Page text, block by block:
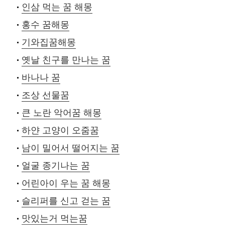
인삼 먹는 꿈 해몽
홍수 꿈해몽
기와집꿈해몽
옛날 친구를 만나는 꿈
바나나 꿈
조상 선물꿈
큰 노란 악어꿈 해몽
하얀 고양이 오줌꿈
남이 밀어서 떨어지는 꿈
얼굴 종기나는 꿈
어린아이 우는 꿈 해몽
슬리퍼를 신고 걷는 꿈
맛있는거 먹는꿈